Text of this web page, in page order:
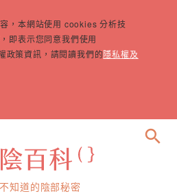
，本網站使用 cookies 分析技
即表示您同意我們使用
政策資訊，請閱讀我們的隱私權及
知道的陰部秘密
search